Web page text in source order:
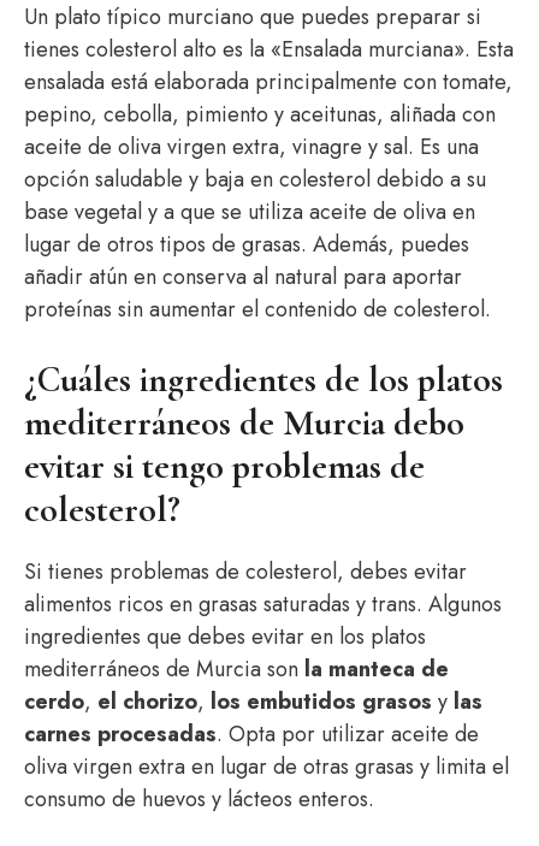
Un plato típico murciano que puedes preparar si
tienes colesterol alto es la «Ensalada murciana». Esta
ensalada está elaborada principalmente con tomate,
pepino, cebolla, pimiento y aceitunas, aliñada con
aceite de oliva virgen extra, vinagre y sal. Es una
opción saludable y baja en colesterol debido a su
base vegetal y a que se utiliza aceite de oliva en
lugar de otros tipos de grasas. Además, puedes
añadir atún en conserva al natural para aportar
proteínas sin aumentar el contenido de colesterol.
¿Cuáles ingredientes de los platos
mediterráneos de Murcia debo
evitar si tengo problemas de
colesterol?
Si tienes problemas de colesterol, debes evitar
alimentos ricos en grasas saturadas y trans. Algunos
ingredientes que debes evitar en los platos
mediterráneos de Murcia son la manteca de
cerdo, el chorizo, los embutidos grasos y las
carnes procesadas. Opta por utilizar aceite de
oliva virgen extra en lugar de otras grasas y limita el
consumo de huevos y lácteos enteros.